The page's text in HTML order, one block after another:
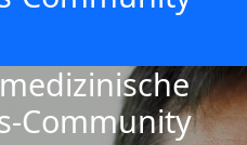
Community